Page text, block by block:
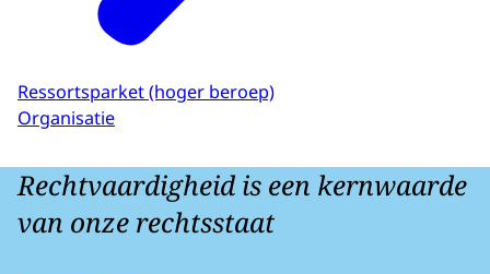
Ressortsparket (hoger beroep)
Organisatie
Rechtvaardigheid is een kernwaarde
van onze rechtsstaat